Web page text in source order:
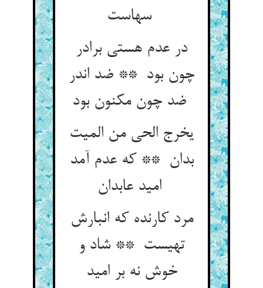
سهاست
در عدم هستی برادر
چون بود ** ضد اندر
یخرج الحی من المیت
بدان ** که عدم آمد
امید عابدان
مرد کارنده که انبارش
تهیست ** شاد و
خوش نه بر امید